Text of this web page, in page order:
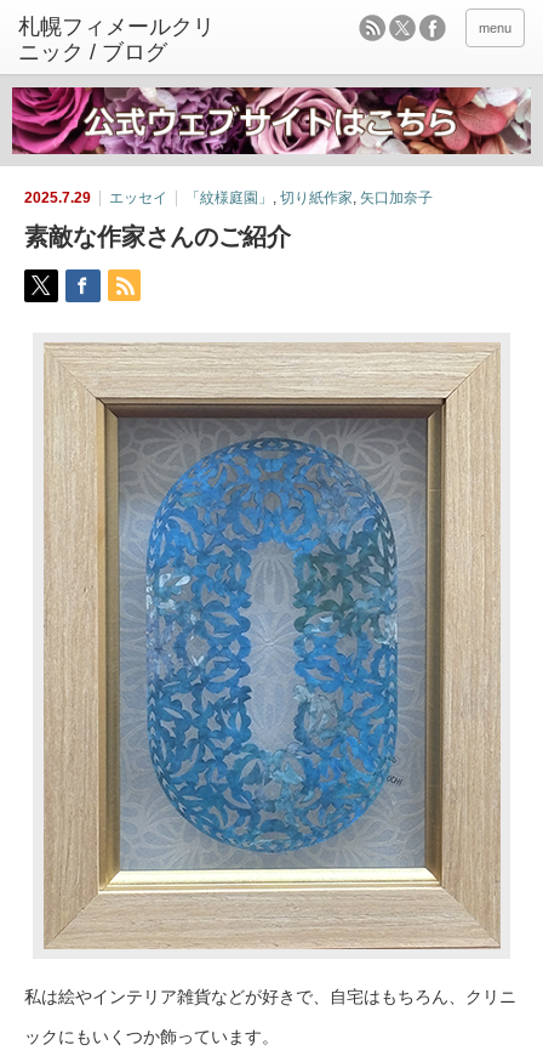
menu
2025.7.29 エッセイ 「紋様庭園」 , 切り紙作家, 矢口加奈子
素敵な作家さんのご紹介
私は絵やインテリア雑貨などが好きで、自宅はもちろん、クリニ
ックにもいくつか飾っています。